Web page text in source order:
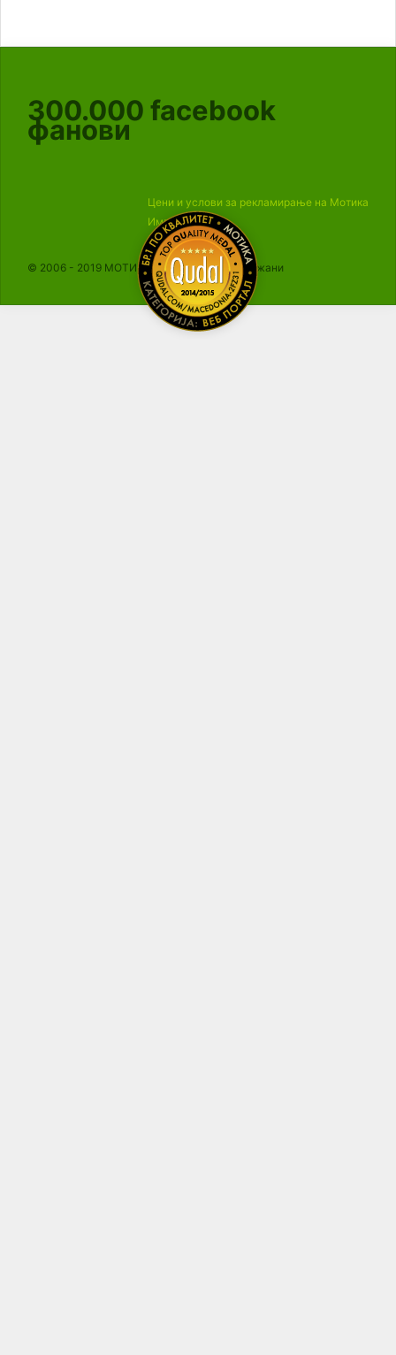
300.000 facebook
фанови
Цени и услови за рекламирање на Мотика
Импресум
© 2006 - 2019 МОТИКА, Сите права се задржани